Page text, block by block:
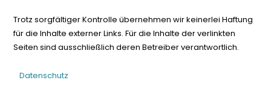
Trotz sorgfältiger Kontrolle übernehmen wir keinerlei Haftung
für die Inhalte externer Links. Für die Inhalte der verlinkten
Seiten sind ausschließlich deren Betreiber verantwortlich.
Datenschutz